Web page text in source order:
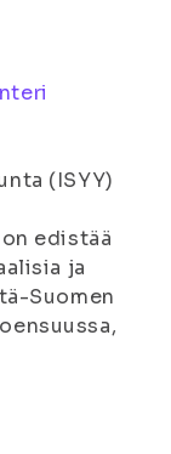
(ISYY)
edistää
ja
Suomen